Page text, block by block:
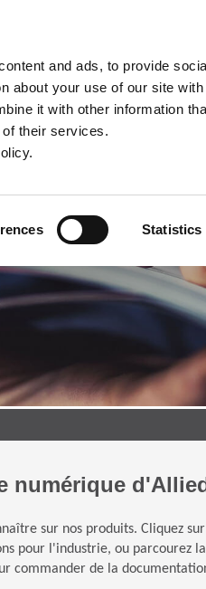
and ads, to provide
about your use of our site
it with other information
their services.
Statistics
Contact Outils en
numérique
sur nos produits. Cliquez
pour l'industrie, ou parcourez
commander de la